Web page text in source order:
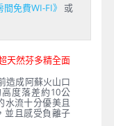
免費WI-FI》
或
天然芬多精全面
造成阿蘇火山口
度落差約10公
水流十分優美且
並且感受負離子